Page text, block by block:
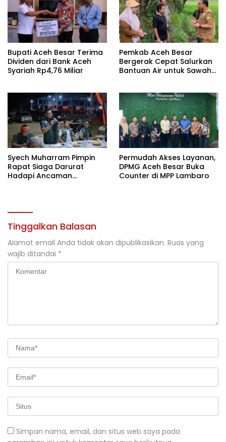
Bupati Aceh Besar Terima
Dividen dari Bank Aceh
Syariah Rp4,76 Miliar
Pemkab Aceh Besar
Bergerak Cepat Salurkan
Bantuan Air untuk Sawah
Syech Muharram Pimpin
Rapat Siaga Darurat
Hadapi Ancaman
Permudah Akses Layanan,
DPMG Aceh Besar Buka
Counter di MPP Lambaro
Tinggalkan Balasan
Alamat email Anda tidak akan dipublikasikan. Ruas yang
wajib ditandai *
Simpan nama, email, dan situs web saya pada